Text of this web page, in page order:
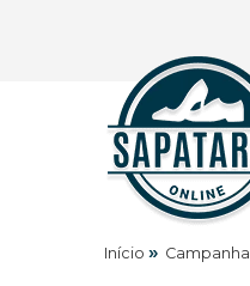
Início » Campanha